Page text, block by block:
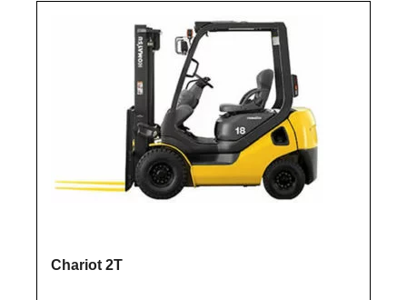
Chariot 2T